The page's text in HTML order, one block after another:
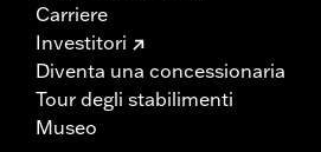
Carriere
Investitori
Diventa una concessionaria
Tour degli stabilimenti
Museo